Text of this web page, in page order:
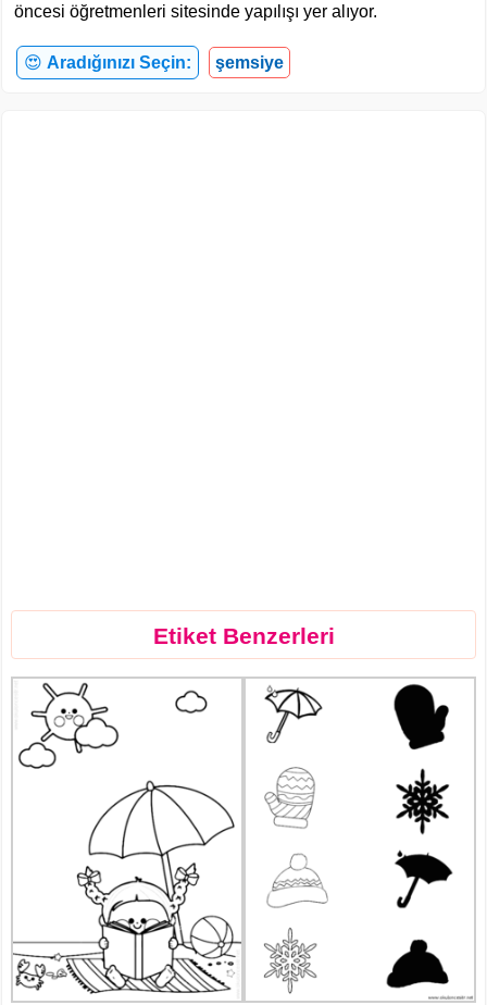
öncesi öğretmenleri sitesinde yapılışı yer alıyor.
😍 Aradığınızı Seçin: şemsiye
Etiket Benzerleri